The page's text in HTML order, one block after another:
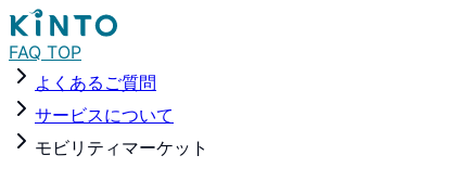
FAQ TOP
よくあるご質問
サービスについて
モビリティマーケット